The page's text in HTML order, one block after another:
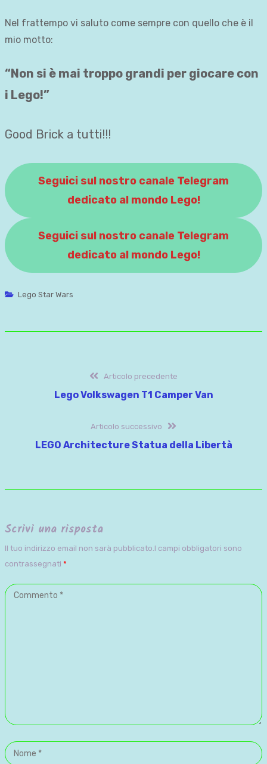
Nel frattempo vi saluto come sempre con quello che è il
mio motto:
“Non si è mai troppo grandi per giocare con
i Lego!”
Good Brick a tutti!!!
Seguici sul nostro canale Telegram
dedicato al mondo Lego!
Seguici sul nostro canale Telegram
dedicato al mondo Lego!
Lego Star Wars
Articolo precedenteArticolo
precedente:
Lego Volkswagen T1 Camper Van
Articolo successivo
Articolo
successivo:
LEGO Architecture Statua della Libertà
Scrivi una risposta
Il tuo indirizzo email non sarà pubblicato.I campi obbligatori sono
contrassegnati *
Commento
Nome